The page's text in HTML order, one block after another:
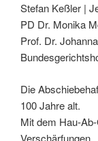
Stefan Keßler |
PD Dr. Monika
Prof. Dr.
Die
100 Jahre alt.
Mit dem Hau-
Verschärfungen